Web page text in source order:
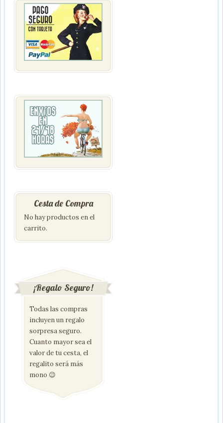
Cesta de Compra
No hay productos en el
carrito.
¡Regalo Seguro!
Todas las compras
incluyen un regalo
sorpresa seguro.
Cuanto mayor sea el
valor de tu cesta, el
regalito será más
mono 😉